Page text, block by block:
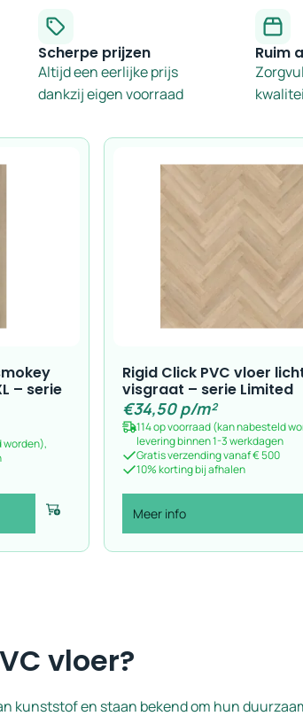
Scherpe prijzen
Altijd een eerlijke prijs
dankzij eigen voorraad
Ruim
– serie
worden),
Voeg toe
Rigid Click PVC vloer
visgraat – serie Limited
€34,50p/m²
114 op voorraad (kan nabesteld
levering binnen 1-3 werkdagen
Gratis verzending vanaf € 500
10% korting bij afhalen
Meer info
vloer?
kunststof en staan bekend om hun